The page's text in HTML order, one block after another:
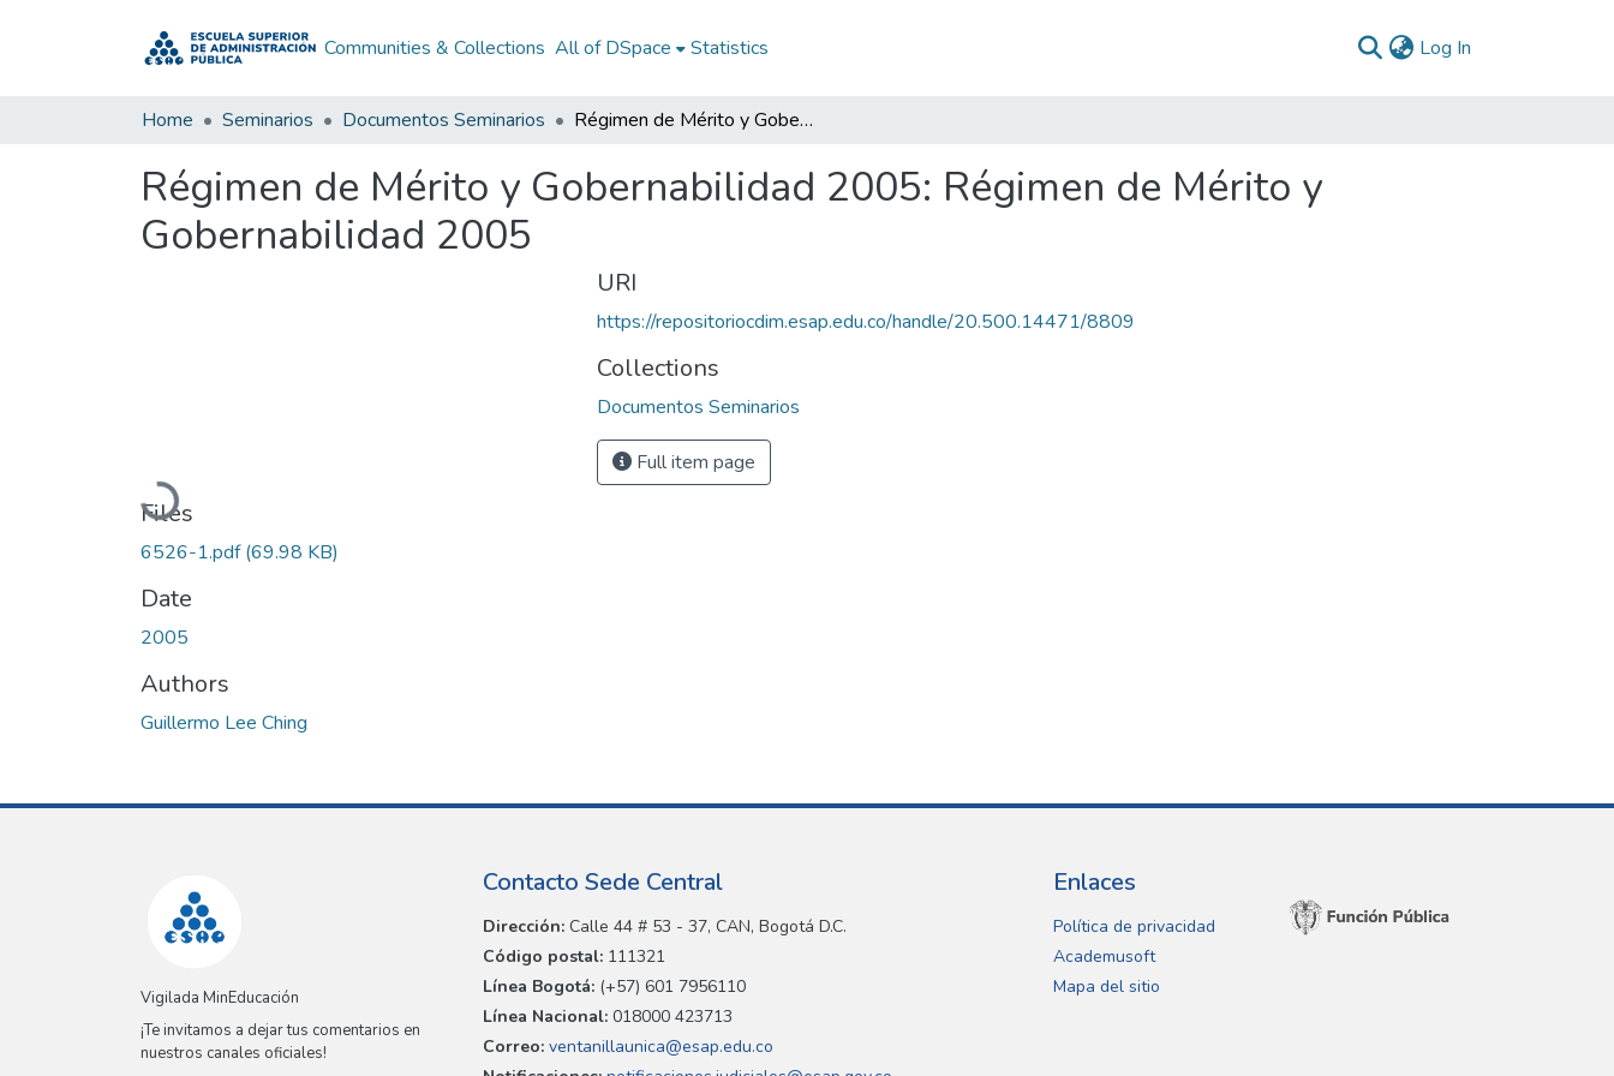
Communities & Collections All of DSpace Statistics Log In
Home Seminarios Documentos Seminarios Régimen de Mérito y Gobernabilidad 2005: Régimen de Mérito y Gobernabilidad 2005
Régimen de Mérito y Gobernabilidad 2005: Régimen de Mérito y
Gobernabilidad 2005
Loading...
Files
6526-1.pdf(69.98 KB)
Date
2005
Authors
Guillermo Lee Ching
URI
https://repositoriocdim.esap.edu.co/handle/20.500.14471/8809
Collections
Documentos Seminarios
Full item page
Vigilada MinEducación
¡Te invitamos a dejar tus comentarios en
nuestros canales oficiales!
Contacto Sede Central
Dirección: Calle 44 # 53 - 37, CAN, Bogotá D.C.
Código postal: 111321
Línea Bogotá: (+57) 601 7956110
Línea Nacional: 018000 423713
Correo: ventanillaunica@esap.edu.co
Enlaces
Política de privacidad
Academusoft
Mapa del sitio